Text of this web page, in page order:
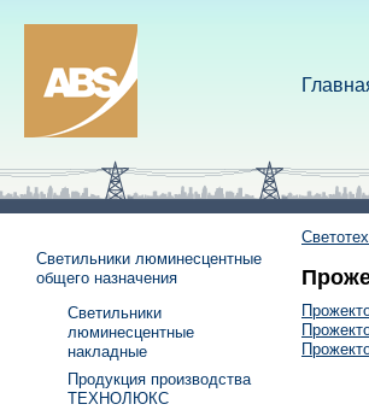
Светильники люминесцентные
общего назначения
Светильники
люминесцентные
накладные
Продукция производства
ТЕХНОЛЮКС